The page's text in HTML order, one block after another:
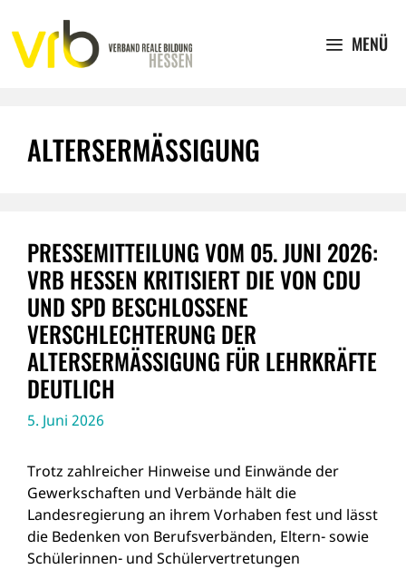
Inhalt
springen
MENÜ
ALTERSERMÄSSIGUNG
PRESSEMITTEILUNG VOM 05. JUNI 2026:
VRB HESSEN KRITISIERT DIE VON CDU
UND SPD BESCHLOSSENE
VERSCHLECHTERUNG DER
ALTERSERMÄSSIGUNG FÜR LEHRKRÄFTE D
EUTLICH
5. Juni 2026
Trotz zahlreicher Hinweise und Einwände der
Gewerkschaften und Verbände hält die
Landesregierung an ihrem Vorhaben fest und lässt
die Bedenken von Berufsverbänden, Eltern- sowie
Schülerinnen- und Schülervertretungen